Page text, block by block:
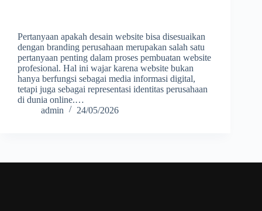
Pertanyaan apakah desain website bisa disesuaikan
dengan branding perusahaan merupakan salah satu
pertanyaan penting dalam proses pembuatan website
profesional. Hal ini wajar karena website bukan
hanya berfungsi sebagai media informasi digital,
tetapi juga sebagai representasi identitas perusahaan
di dunia online.…
admin
24/05/2026